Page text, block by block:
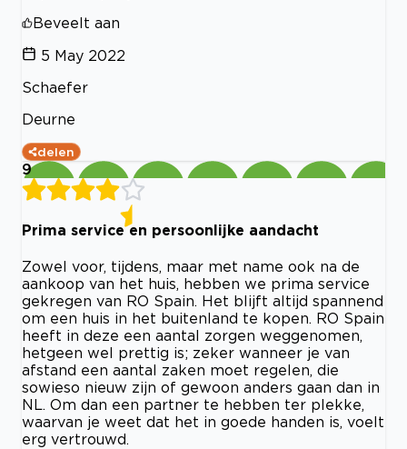
Beveelt aan
5 May 2022
Schaefer
Deurne
delen
9
Prima service en persoonlijke aandacht
Zowel voor, tijdens, maar met name ook na de
aankoop van het huis, hebben we prima service
gekregen van RO Spain. Het blijft altijd spannend
om een huis in het buitenland te kopen. RO Spain
heeft in deze een aantal zorgen weggenomen,
hetgeen wel prettig is; zeker wanneer je van
afstand een aantal zaken moet regelen, die
sowieso nieuw zijn of gewoon anders gaan dan in
NL. Om dan een partner te hebben ter plekke,
waarvan je weet dat het in goede handen is, voelt
erg vertrouwd.